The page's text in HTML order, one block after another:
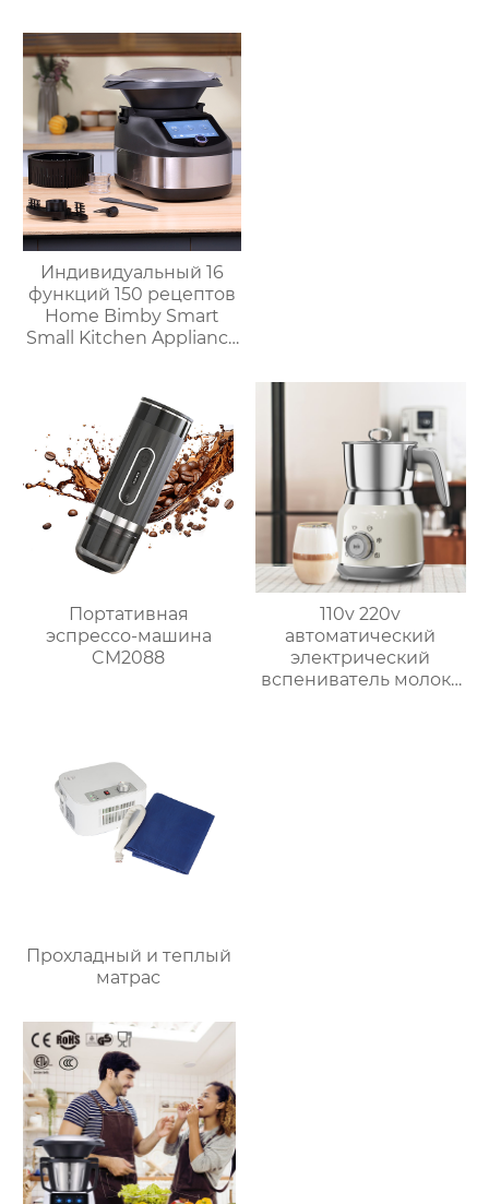
с умной плитой
серебристого цвета с
цифровым ЖК-
дисплеем объемом 6
литров двойной
Индивидуальный 16
функций 150 рецептов
Home Bimby Smart
Small Kitchen Appliance
кухонный комбайн
Термопроцессор
Портативная
эспрессо-машина
CM2088
110v 220v
автоматический
электрический
вспениватель молока
Прохладный и теплый
матрас